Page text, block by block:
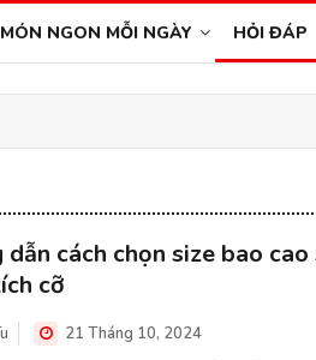
MÓN NGON MỖI NGÀY HỎI ĐÁP
dẫn cách chọn size bao cao
cỡ
21 Tháng 10, 2024